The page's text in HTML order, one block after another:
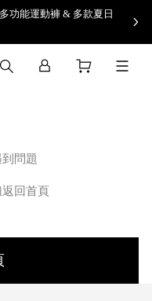
功能運動褲 & 多款夏日
問題
回首頁